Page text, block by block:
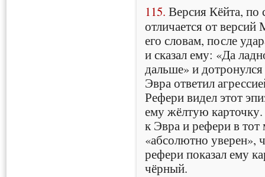
115. Версия Кёйта, по
отличается от
его словам, после
и сказал ему: «Да
дальше» и
Эвра ответил
Рефери видел этот
ему жёлтую карточку.
к Эвра и рефери в тот
«абсолютно уверен»,
рефери показал ему
чёрный.